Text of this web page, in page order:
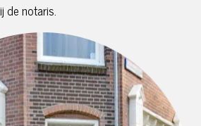
de notaris.